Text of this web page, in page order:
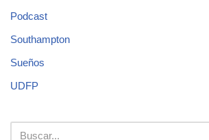
Podcast
Southampton
Sueños
UDFP